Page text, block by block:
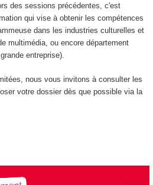
des sessions précédentes, c'est
qui vise à obtenir les compétences
dans les industries culturelles et
multimédia, ou encore département
entreprise).
nous vous invitons à consulter les
votre dossier dès que possible via la